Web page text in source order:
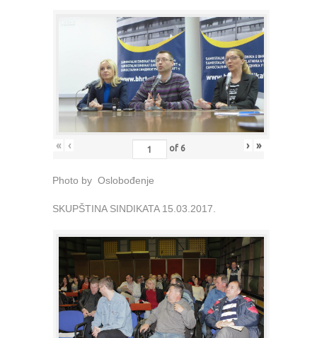
« ‹ of 6 › »
Photo by Oslobođenje
SKUPŠTINA SINDIKATA 15.03.2017.